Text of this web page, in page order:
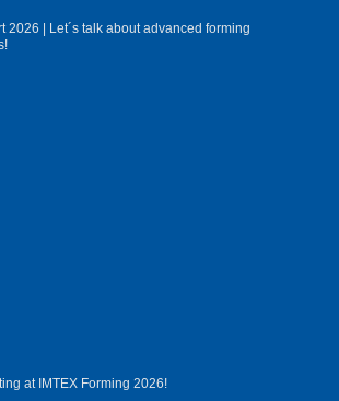
2026 | Let´s talk about advanced forming
at IMTEX Forming 2026!